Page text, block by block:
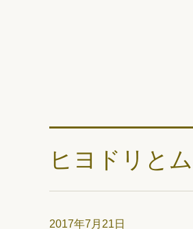
ヒヨドリと
2017年7月21日